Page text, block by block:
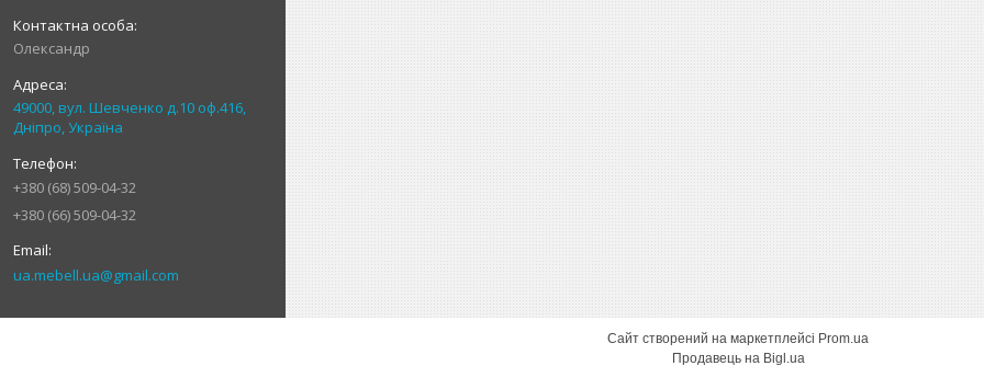
Олександр
49000, вул. Шевченко д.10 оф.416,
Дніпро, Україна
+380 (68) 509-04-32
+380 (66) 509-04-32
ua.mebell.ua@gmail.com
Сайт створений на маркетплейсі Prom.ua
Продавець на Bigl.ua